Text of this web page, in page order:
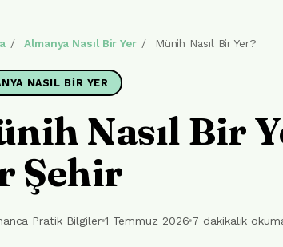
/ Almanya Nasıl Bir Yer / Münih Nasıl Bir Yer?
NASIL BIR YER
Nasıl Bir
Şehir
Pratik Bilgiler 1 Temmuz 2026 7 dakikalık